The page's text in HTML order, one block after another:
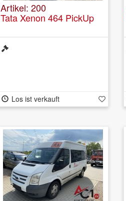
Artikel: 200
Tata Xenon 464 PickUp
Los ist verkauft